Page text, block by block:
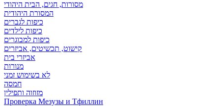
מסורות, חגים, הבית היהודי
המסורת היהודית
כיפות לגברים
כיפות לילדים
כיפות למבוגרים
קישוט, תכשיטים, אביזרים
אביזרי בית
מנורות
לא בשימוש זמני
חמסה
מזוזוה ותפילין
Проверка Мезузы и Тфиллин